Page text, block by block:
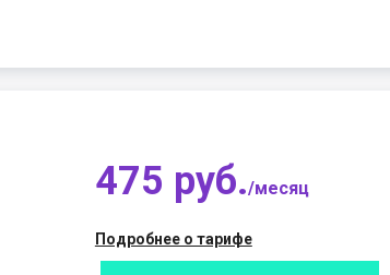
475 руб./месяц
Подробнее о тарифе